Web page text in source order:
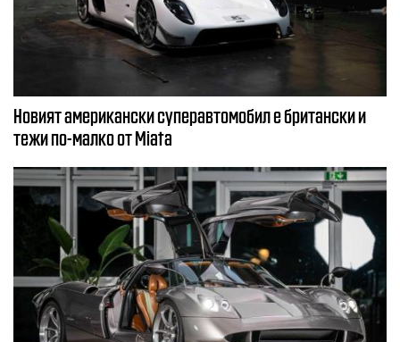
Новият американски суперавтомобил е британски и
тежи по-малко от Miata